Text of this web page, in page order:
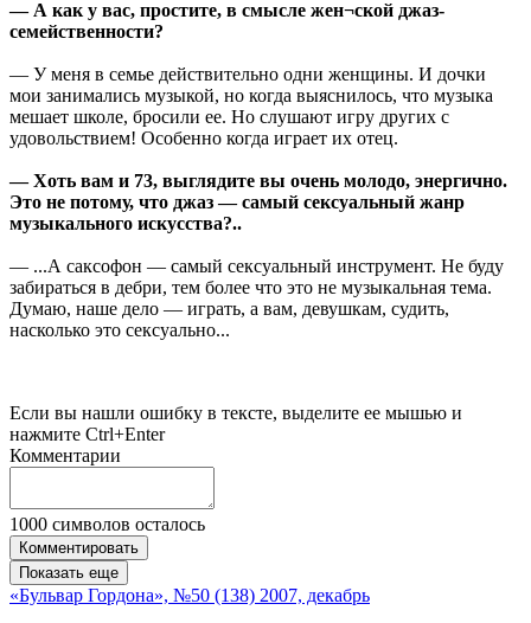
— А как у вас, простите, в смысле жен¬ской джаз-
семейственности?
— У меня в семье действительно одни женщины. И дочки
мои занимались музыкой, но когда выяснилось, что музыка
мешает школе, бросили ее. Но слушают игру других с
удовольствием! Особенно когда играет их отец.
— Хоть вам и 73, выглядите вы очень молодо, энергично.
Это не потому, что джаз — самый сексуальный жанр
музыкального искусства?..
— ...А саксофон — самый сексуальный инструмент. Не буду
забираться в дебри, тем более что это не музыкальная тема.
Думаю, наше дело — играть, а вам, девушкам, судить,
насколько это сексуально...
Если вы нашли ошибку в тексте, выделите ее мышью и
нажмите Ctrl+Enter
Комментарии
1000 символов осталось
Комментировать
Показать еще
«Бульвар Гордона», №50 (138) 2007, декабрь